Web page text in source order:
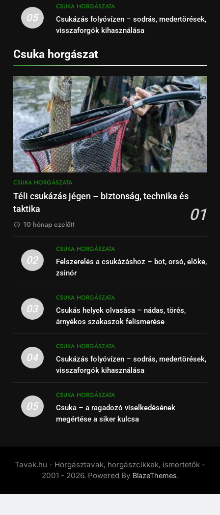
05
CSUKA HORGÁSZATA
Csukázás folyóvízen – sodrás, medertörések,
visszaforgók kihasználása
Csuka horgászat
CSUKA HORGÁSZATA
Téli csukázás jégen – biztonság, technika és
taktika
01
10 hónap ezelőtt
02
CSUKA HORGÁSZATA
Felszerelés a csukázáshoz – bot, orsó, előke,
zsinór
03
CSUKA HORGÁSZATA
Csukás helyek olvasása – nádas, törés,
árnyékos szakaszok felismerése
04
CSUKA HORGÁSZATA
Csukázás folyóvízen – sodrás, medertörések,
visszaforgók kihasználása
05
CSUKA HORGÁSZATA
Csuka – a ragadozó viselkedésének
megértése a siker kulcsa
Tavak.hu - Horgásztavak, horgászcikkek, ismertetők -
2001 - 2026. Powered By BlazeThemes.